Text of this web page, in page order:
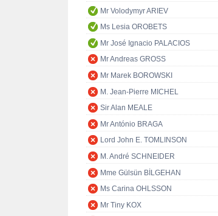
Mr Volodymyr ARIEV
Ms Lesia OROBETS
Mr José Ignacio PALACIOS
Mr Andreas GROSS
Mr Marek BOROWSKI
M. Jean-Pierre MICHEL
Sir Alan MEALE
Mr António BRAGA
Lord John E. TOMLINSON
M. André SCHNEIDER
Mme Gülsün BİLGEHAN
Ms Carina OHLSSON
Mr Tiny KOX